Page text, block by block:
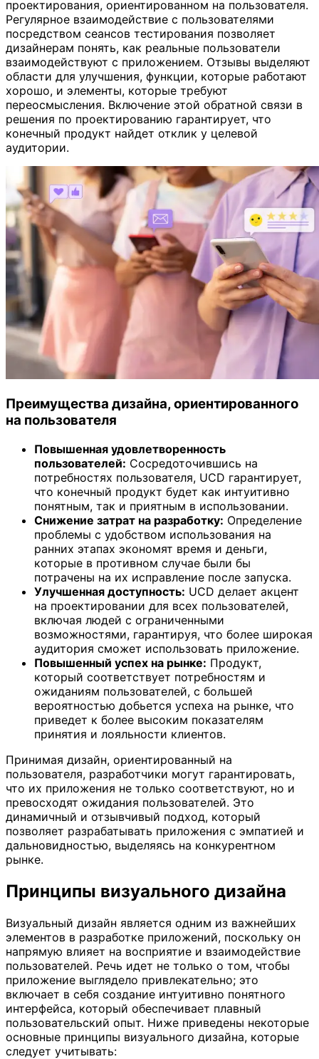
проектирования, ориентированном на пользователя.
Регулярное взаимодействие с пользователями
посредством сеансов тестирования позволяет
дизайнерам понять, как реальные пользователи
взаимодействуют с приложением. Отзывы выделяют
области для улучшения, функции, которые работают
хорошо, и элементы, которые требуют
переосмысления. Включение этой обратной связи в
решения по проектированию гарантирует, что
конечный продукт найдет отклик у целевой
аудитории.
Преимущества дизайна, ориентированного
на пользователя
Повышенная удовлетворенность
пользователей: Сосредоточившись на
потребностях пользователя, UCD гарантирует,
что конечный продукт будет как интуитивно
понятным, так и приятным в использовании.
Снижение затрат на разработку: Определение
проблемы с удобством использования на
ранних этапах экономят время и деньги,
которые в противном случае были бы
потрачены на их исправление после запуска.
Улучшенная доступность: UCD делает акцент
на проектировании для всех пользователей,
включая людей с ограниченными
возможностями, гарантируя, что более широкая
аудитория сможет использовать приложение.
Повышенный успех на рынке: Продукт,
который соответствует потребностям и
ожиданиям пользователей, с большей
вероятностью добьется успеха на рынке, что
приведет к более высоким показателям
принятия и лояльности клиентов.
Принимая дизайн, ориентированный на
пользователя, разработчики могут гарантировать,
что их приложения не только соответствуют, но и
превосходят ожидания пользователей. Это
динамичный и отзывчивый подход, который
позволяет разрабатывать приложения с эмпатией и
дальновидностью, выделяясь на конкурентном
рынке.
Принципы визуального дизайна
Визуальный дизайн является одним из важнейших
элементов в разработке приложений, поскольку он
напрямую влияет на восприятие и взаимодействие
пользователей. Речь идет не только о том, чтобы
приложение выглядело привлекательно; это
включает в себя создание интуитивно понятного
интерфейса, который обеспечивает плавный
пользовательский опыт. Ниже приведены некоторые
основные принципы визуального дизайна, которые
следует учитывать: